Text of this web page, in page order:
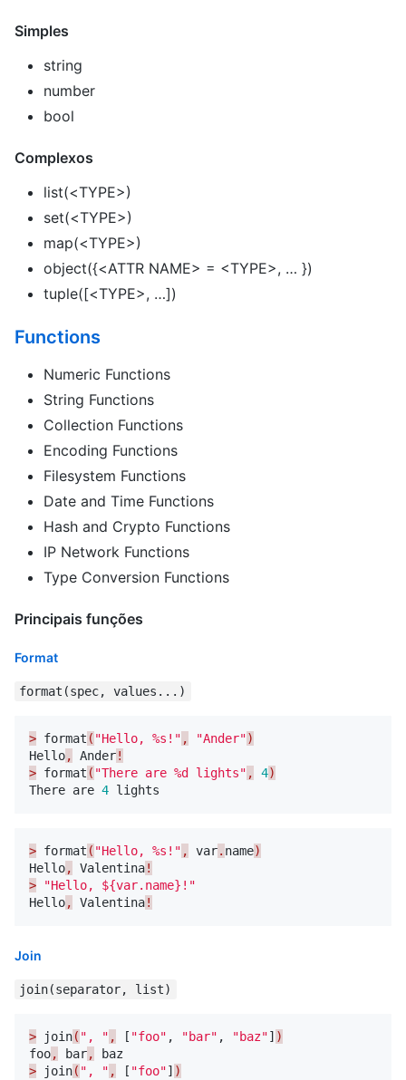
Simples
string
number
bool
Complexos
list(<TYPE>)
set(<TYPE>)
map(<TYPE>)
object({<ATTR NAME> = <TYPE>, … })
tuple([<TYPE>, …])
Functions
Numeric Functions
String Functions
Collection Functions
Encoding Functions
Filesystem Functions
Date and Time Functions
Hash and Crypto Functions
IP Network Functions
Type Conversion Functions
Principais funções
Format
format(spec, values...)
> format ( "Hello, %s!" , "Ander")
Hello, Ander!
> format ( "There are %d lights" , 4)
There are 4 lights
> format ( "Hello, %s!" , var. name)
Hello, Valentina!
>
"Hello, ${var.name}!"
Hello, Valentina!
Join
join(separator, list)
> join( ", " , [ "foo" , "bar" , "baz"] )
foo, bar,
baz
>
join( ", " , [ "foo"] )